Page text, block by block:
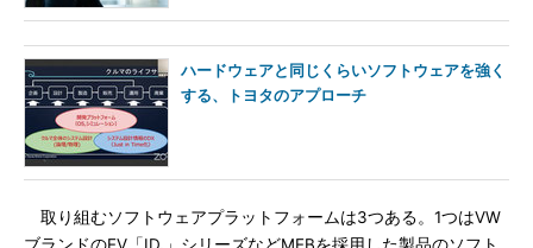
ハードウェアと同じくらいソフトウェアを強く
する、トヨタのアプローチ
取り組むソフトウェアプラットフォームは3つある。1つはVW